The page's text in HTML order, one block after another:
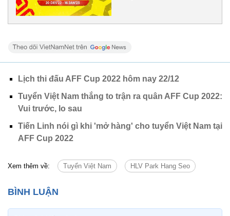
Lịch thi đấu AFF Cup 2022 hôm nay 22/12
Tuyển Việt Nam thắng to trận ra quân AFF Cup 2022:
Vui trước, lo sau
Tiến Linh nói gì khi 'mở hàng' cho tuyển Việt Nam tại
AFF Cup 2022
Xem thêm về: Tuyển Việt Nam HLV Park Hang Seo